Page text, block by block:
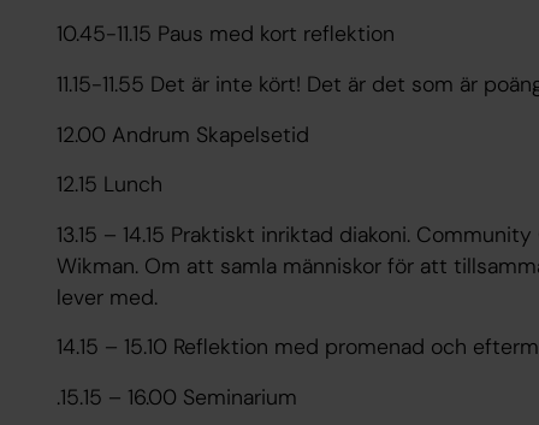
10.45-11.15 Paus med kort reflektion
11.15-11.55 Det är inte kört! Det är det som är
12.00 Andrum Skapelsetid
12.15 Lunch
13.15 – 14.15 Praktiskt inriktad diakoni.
Wikman. Om att samla människor för att
lever med.
14.15 – 15.10 Reflektion med promenad och
.15.15 – 16.00 Seminarium